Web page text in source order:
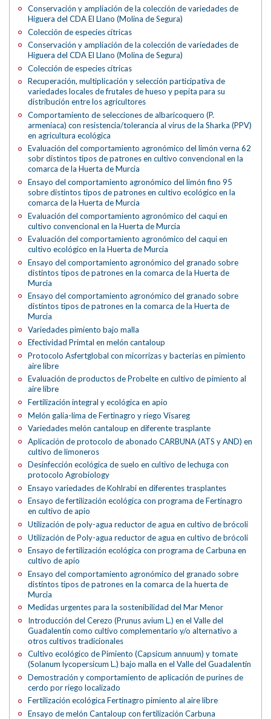
Conservación y ampliación de la colección de variedades de
Higuera del CDA El Llano (Molina de Segura)
Colección de especies cítricas
Conservación y ampliación de la colección de variedades de
Higuera del CDA El Llano (Molina de Segura)
Colección de especies cítricas
Recuperación, multiplicación y selección participativa de
variedades locales de frutales de hueso y pepita para su
distribución entre los agricultores
Comportamiento de selecciones de albaricoquero (P.
armeniaca) con resistencia/tolerancia al virus de la Sharka (PPV)
en agricultura ecológica
Evaluación del comportamiento agronómico del limón verna 62
sobr distintos tipos de patrones en cultivo convencional en la
comarca de la Huerta de Murcia
Ensayo del comportamiento agronómico del limón fino 95
sobre distintos tipos de patrones en cultivo ecológico en la
comarca de la Huerta de Murcia
Evaluación del comportamiento agronómico del caqui en
cultivo convencional en la Huerta de Murcia
Evaluación del comportamiento agronómico del caqui en
cultivo ecológico en la Huerta de Murcia
Ensayo del comportamiento agronómico del granado sobre
distintos tipos de patrones en la comarca de la Huerta de
Murcia
Ensayo del comportamiento agronómico del granado sobre
distintos tipos de patrones en la comarca de la Huerta de
Murcia
Variedades pimiento bajo malla
Efectividad Primtal en melón cantaloup
Protocolo Asfertglobal con micorrizas y bacterias en pimiento
aire libre
Evaluación de productos de Probelte en cultivo de pimiento al
aire libre
Fertilización integral y ecológica en apio
Melón galia-lima de Fertinagro y riego Visareg
Variedades melón cantaloup en diferente trasplante
Aplicación de protocolo de abonado CARBUNA (ATS y AND) en
cultivo de limoneros
Desinfección ecológica de suelo en cultivo de lechuga con
protocolo Agrobiology
Ensayo variedades de Kohlrabi en diferentes trasplantes
Ensayo de fertilización ecológica con programa de Fertinagro
en cultivo de apio
Utilización de poly-agua reductor de agua en cultivo de brócoli
Utilización de Poly-agua reductor de agua en cultivo de brócoli
Ensayo de fertilización ecológica con programa de Carbuna en
cultivo de apio
Ensayo del comportamiento agronómico del granado sobre
distintos tipos de patrones en la comarca de la huerta de
Murcia
Medidas urgentes para la sostenibilidad del Mar Menor
Introducción del Cerezo (Prunus avium L.) en el Valle del
Guadalentín como cultivo complementario y/o alternativo a
otros cultivos tradicionales
Cultivo ecológico de Pimiento (Capsicum annuum) y tomate
(Solanum lycopersicum L.) bajo malla en el Valle del Guadalentín
Demostración y comportamiento de aplicación de purines de
cerdo por riego localizado
Fertilización ecológica Fertinagro pimiento al aire libre
Ensayo de melón Cantaloup con fertilización Carbuna